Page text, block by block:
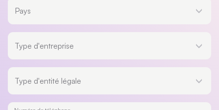
Pays
Type d'entreprise
Type d'entité légale